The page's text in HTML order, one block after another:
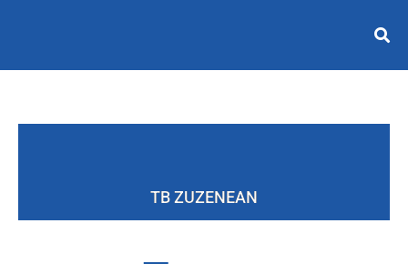
TB ZUZENEAN